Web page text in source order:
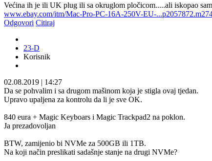
Većina ih je ili UK plug ili sa okruglom pločicom.....ali iskopao
www.ebay.com/itm/Mac-Pro-PC-16A-250V-EU-
Odgovori Citiraj
23-D
Korisnik
02.08.2019 | 14:27
Da se pohvalim i sa drugom mašinom koja je stigla ovaj tjedan.
Upravo upaljena za kontrolu da li je sve OK.
840 eura + Magic Keyboars i Magic Trackpad2 na poklon.
Ja prezadovoljan
BTW, zamijenio bi NVMe za 500GB ili 1TB.
Na koji način preslikati sadašnje stanje na drugi NVMe?